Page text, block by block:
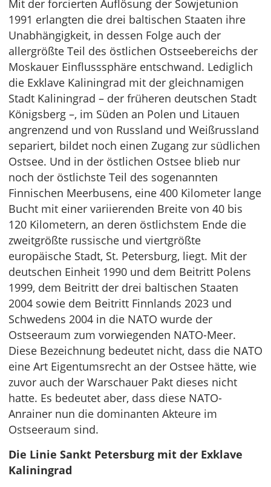
Mit der forcierten Auflösung der Sowjetunion
1991 erlangten die drei baltischen Staaten ihre
Unabhängigkeit, in dessen Folge auch der
allergrößte Teil des östlichen Ostseebereichs der
Moskauer Einflusssphäre entschwand. Lediglich
die Exklave Kaliningrad mit der gleichnamigen
Stadt Kaliningrad – der früheren deutschen Stadt
Königsberg –, im Süden an Polen und Litauen
angrenzend und von Russland und Weißrussland
separiert, bildet noch einen Zugang zur südlichen
Ostsee. Und in der östlichen Ostsee blieb nur
noch der östlichste Teil des sogenannten
Finnischen Meerbusens, eine 400 Kilometer lange
Bucht mit einer variierenden Breite von 40 bis
120 Kilometern, an deren östlichstem Ende die
zweitgrößte russische und viertgrößte
europäische Stadt, St. Petersburg, liegt. Mit der
deutschen Einheit 1990 und dem Beitritt Polens
1999, dem Beitritt der drei baltischen Staaten
2004 sowie dem Beitritt Finnlands 2023 und
Schwedens 2004 in die NATO wurde der
Ostseeraum zum vorwiegenden NATO-Meer.
Diese Bezeichnung bedeutet nicht, dass die NATO
eine Art Eigentumsrecht an der Ostsee hätte, wie
zuvor auch der Warschauer Pakt dieses nicht
hatte. Es bedeutet aber, dass diese NATO-
Anrainer nun die dominanten Akteure im
Ostseeraum sind.
Die Linie Sankt Petersburg mit der Exklave
Kaliningrad